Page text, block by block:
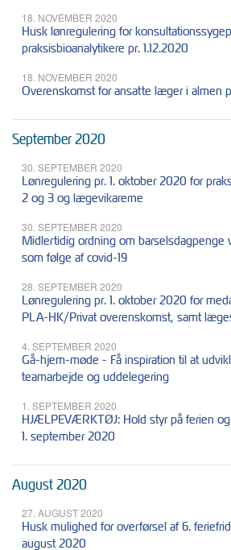
18. NOVEMBER 2020
Husk lønregulering for
praksisbioanalytikere pr. 1.12.2020
18. NOVEMBER 2020
Overenskomst for ansatte læger i almen
September 2020
30. SEPTEMBER 2020
Lønregulering pr. 1. oktober 2020 for
2 og 3 og lægevikarerne
30. SEPTEMBER 2020
Midlertidig ordning om barselsdagpenge
som følge af covid-19
28. SEPTEMBER 2020
Lønregulering pr. 1. oktober 2020 for
PLA-HK/Privat overenskomst, samt
4. SEPTEMBER 2020
Gå-hjem-møde - Få inspiration til at
teamarbejde og uddelegering
1. SEPTEMBER 2020
HJÆLPEVÆRKTØJ: Hold styr på ferien
1. september 2020
August 2020
27. AUGUST 2020
Husk mulighed for overførsel af 6.
august 2020